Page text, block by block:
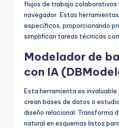
flujos de trabajo colaborativos
navegador. Estas
específicos, proporcionando
simplifican tareas técnicas
Modelador de
con IA
Esta herramienta es
crean bases de datos o
diseño relacional. Transforma
natural en esquemas listos